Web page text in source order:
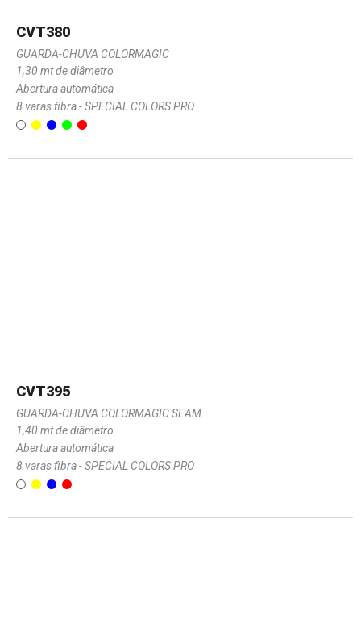
CVT380
GUARDA-CHUVA COLORMAGIC
1,30 mt de diâmetro
Abertura automática
8 varas fibra - SPECIAL COLORS PRO
CVT395
GUARDA-CHUVA COLORMAGIC SEAM
1,40 mt de diâmetro
Abertura automática
8 varas fibra - SPECIAL COLORS PRO